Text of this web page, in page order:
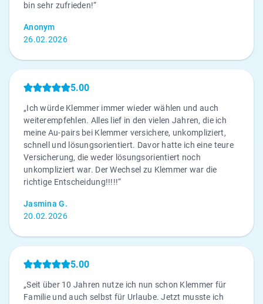
bin sehr zufrieden!“
Anonym
26.02.2026
5.00
„Ich würde Klemmer immer wieder wählen und auch
weiterempfehlen. Alles lief in den vielen Jahren, die ich
meine Au-pairs bei Klemmer versichere, unkompliziert,
schnell und lösungsorientiert. Davor hatte ich eine teure
Versicherung, die weder lösungsorientiert noch
unkompliziert war. Der Wechsel zu Klemmer war die
richtige Entscheidung!!!!!“
Jasmina G.
20.02.2026
5.00
„Seit über 10 Jahren nutze ich nun schon Klemmer für
Familie und auch selbst für Urlaube. Jetzt musste ich